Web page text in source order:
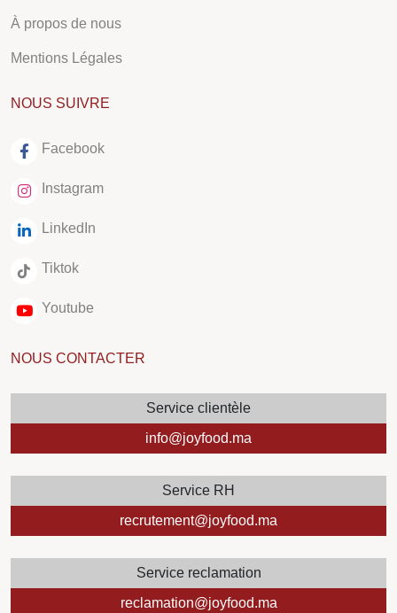
À propos de nous
Mentions Légales
NOUS SUIVRE
Facebook
Instagram
LinkedIn
Tiktok
Youtube
NOUS CONTACTER
Service clientèle
info@joyfood.ma
Service RH
recrutement@joyfood.ma
Service reclamation
reclamation@joyfood.ma